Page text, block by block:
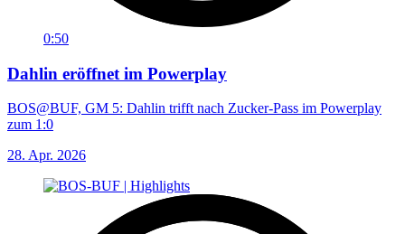
0:50
Dahlin eröffnet im Powerplay
BOS@BUF, GM 5: Dahlin trifft nach Zucker-Pass im Powerplay
zum 1:0
28. Apr. 2026